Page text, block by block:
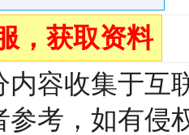
，获取资料
内容收集于互
参考，如有侵